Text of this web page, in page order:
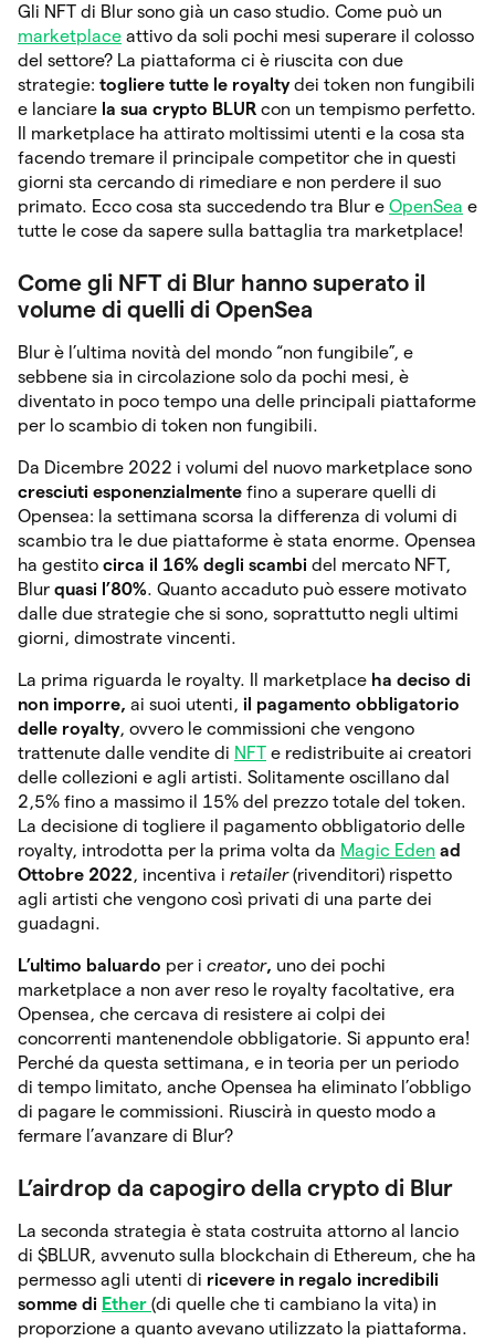
Gli NFT di Blur sono già un caso studio. Come può un
marketplace attivo da soli pochi mesi superare il colosso
del settore? La piattaforma ci è riuscita con due
strategie: togliere tutte le royaltydei token non fungibili
e lanciare la sua crypto BLUR con un tempismo perfetto.
Il marketplace ha attirato moltissimi utenti e la cosa sta
facendo tremare il principale competitor che in questi
giorni sta cercando di rimediare e non perdere il suo
primato. Ecco cosa sta succedendo tra Blur e OpenSea e
tutte le cose da sapere sulla battaglia tra marketplace!
Come gli NFT di Blur hanno superato il
volume di quelli di OpenSea
Blur è l’ultima novità del mondo “non fungibile”, e
sebbene sia in circolazione solo da pochi mesi, è
diventato in poco tempo una delle principali piattaforme
per lo scambio di token non fungibili.
Da Dicembre 2022 i volumi del nuovo marketplace sono
cresciuti esponenzialmente fino a superare quelli di
Opensea: la settimana scorsa la differenza di volumi di
scambio tra le due piattaforme è stata enorme. Opensea
ha gestito circa il 16% degli scambi del mercato NFT,
Blur quasi l’80%. Quanto accaduto può essere motivato
dalle due strategie che si sono, soprattutto negli ultimi
giorni, dimostrate vincenti.
La prima riguarda le royalty. Il marketplace ha deciso di
non imporre, ai suoi utenti, il pagamento obbligatorio
delle royalty, ovvero le commissioni che vengono
trattenute dalle vendite di NFT e redistribuite ai creatori
delle collezioni e agli artisti. Solitamente oscillano dal
2,5% fino a massimo il 15% del prezzo totale del token.
La decisione di togliere il pagamento obbligatorio delle
royalty, introdotta per la prima volta da Magic Eden ad
Ottobre 2022, incentiva i retailer(rivenditori) rispetto
agli artisti che vengono così privati di una parte dei
guadagni.
L’ultimo baluardo per i creator, uno dei pochi
marketplace a non aver reso le royalty facoltative, era
Opensea, che cercava di resistere ai colpi dei
concorrenti mantenendole obbligatorie. Si appunto era!
Perché da questa settimana, e in teoria per un periodo
di tempo limitato, anche Opensea ha eliminato l’obbligo
di pagare le commissioni. Riuscirà in questo modo a
fermare l’avanzare di Blur?
L’airdrop da capogiro della crypto di Blur
La seconda strategia è stata costruita attorno al lancio
di $BLUR, avvenuto sulla blockchain di Ethereum, che ha
permesso agli utenti di ricevere in regalo incredibili
somme di Ether (di quelle che ti cambiano la vita) in
proporzione a quanto avevano utilizzato la piattaforma.